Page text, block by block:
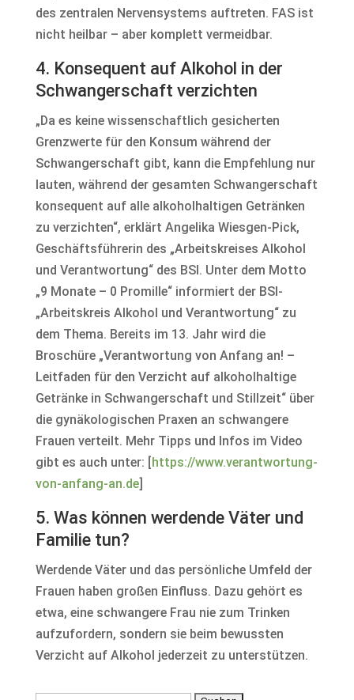
des zentralen Nervensystems auftreten. FAS ist
nicht heilbar – aber komplett vermeidbar.
4. Konsequent auf Alkohol in der
Schwangerschaft verzichten
„Da es keine wissenschaftlich gesicherten
Grenzwerte für den Konsum während der
Schwangerschaft gibt, kann die Empfehlung nur
lauten, während der gesamten Schwangerschaft
konsequent auf alle alkoholhaltigen Getränken
zu verzichten“, erklärt Angelika Wiesgen-Pick,
Geschäftsführerin des „Arbeitskreises Alkohol
und Verantwortung“ des BSI. Unter dem Motto
„9 Monate – 0 Promille“ informiert der BSI-
„Arbeitskreis Alkohol und Verantwortung“ zu
dem Thema. Bereits im 13. Jahr wird die
Broschüre „Verantwortung von Anfang an! –
Leitfaden für den Verzicht auf alkoholhaltige
Getränke in Schwangerschaft und Stillzeit“ über
die gynäkologischen Praxen an schwangere
Frauen verteilt. Mehr Tipps und Infos im Video
gibt es auch unter: [https://www.verantwortung-
von-anfang-an.de]
5. Was können werdende Väter und
Familie tun?
Werdende Väter und das persönliche Umfeld der
Frauen haben großen Einfluss. Dazu gehört es
etwa, eine schwangere Frau nie zum Trinken
aufzufordern, sondern sie beim bewussten
Verzicht auf Alkohol jederzeit zu unterstützen.